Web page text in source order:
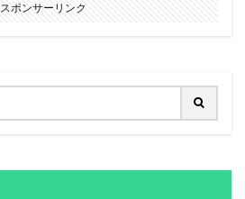
スポンサーリンク